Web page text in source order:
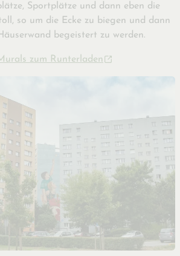
Sportplätze und dann eben die
so um die Ecke zu biegen und dann
begeistert zu werden.
zum Runterladen